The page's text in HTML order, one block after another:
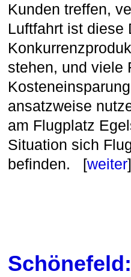
Kunden treffen,
Luftfahrt ist diese
stehen, und viele
ansatzweise
am Flugplatz
Situation sich
befinden. [weiter]